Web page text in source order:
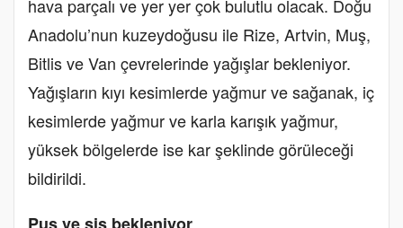
hava parçalı ve yer yer çok bulutlu olacak. Doğu
Anadolu’nun kuzeydoğusu ile Rize, Artvin, Muş,
Bitlis ve Van çevrelerinde yağışlar bekleniyor.
Yağışların kıyı kesimlerde yağmur ve sağanak, iç
kesimlerde yağmur ve karla karışık yağmur,
yüksek bölgelerde ise kar şeklinde görüleceği
bildirildi.